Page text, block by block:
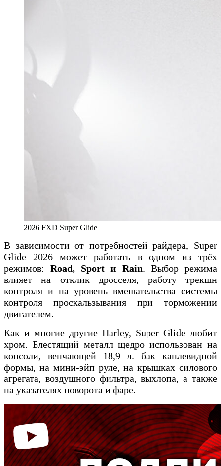
2026 FXD Super Glide
В зависимости от потребностей райдера, Super
Glide 2026 может работать в одном из трёх
режимов: Road, Sport и Rain. Выбор режима
влияет на отклик дросселя, работу трекшн
контроля и на уровень вмешательства системы
контроля проскальзывания при торможении
двигателем.
Как и многие другие Harley, Super Glide любит
хром. Блестящий металл щедро использован на
консоли, венчающей 18,9 л. бак каплевидной
формы, на мини-эйп руле, на крышках силового
агрегата, воздушного фильтра, выхлопа, а также
на указателях поворота и фаре.